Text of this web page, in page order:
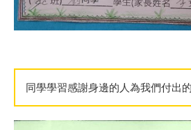
同學學習感謝身邊的人為我們付出的